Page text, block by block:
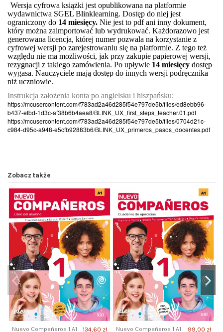
Wersja cyfrowa książki jest opublikowana na platformie
wydawnictwa SGEL Blinklearning. Dostęp do niej jest
ograniczony do 14 miesięcy. Nie jest to pdf ani inny dokument,
który można zaimportować lub wydrukować. Każdorazowo jest
generowana licencja, której numer pozwala na korzystanie z
cyfrowej wersji po zarejestrowaniu się na platformie. Z tego też
względu nie ma możliwości, jak przy zakupie papierowej wersji,
rezygnacji z takiego zamówienia. Po upływie 14 miesięcy dostęp
wygasa. Nauczyciele mają dostęp do innych wersji podręcznika
niż uczniowie.
Instrukcja założenia konta po angielsku i hiszpańsku:
https://mcusercontent.com/f783ad2a46d285f54e797de5b/files/ed8ebb96-
b437-efbd-1d3c-af38b6b4aea8/BLINK_UX_first_steps_teacher.01.pdf
https://mcusercontent.com/f783ad2a46d285f54e797de5b/files/0704d21c-
c984-d95c-a948-e5cfb92883b6/BLINK_UX_primeros_pasos_docentes.pdf
Zobacz także
Nuevo Compañeros 1 A1
134,60 zł
Nuevo Compañeros 1 A1
99,00 zł